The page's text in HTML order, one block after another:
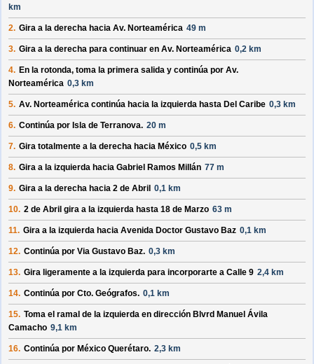
km
2. Gira a la derecha hacia Av. Norteamérica 49 m
3. Gira a la derecha para continuar en Av. Norteamérica 0,2 km
4. En la rotonda, toma la primera salida y continúa por Av.
Norteamérica 0,3 km
5. Av. Norteamérica continúa hacia la izquierda hasta Del Caribe 0,3 km
6. Continúa por Isla de Terranova. 20 m
7. Gira totalmente a la derecha hacia México 0,5 km
8. Gira a la izquierda hacia Gabriel Ramos Millán 77 m
9. Gira a la derecha hacia 2 de Abril 0,1 km
10. 2 de Abril gira a la izquierda hasta 18 de Marzo 63 m
11. Gira a la izquierda hacia Avenida Doctor Gustavo Baz 0,1 km
12. Continúa por Via Gustavo Baz. 0,3 km
13. Gira ligeramente a la izquierda para incorporarte a Calle 9 2,4 km
14. Continúa por Cto. Geógrafos. 0,1 km
15. Toma el ramal de la izquierda en dirección Blvrd Manuel Ávila
Camacho 9,1 km
16. Continúa por México Querétaro. 2,3 km